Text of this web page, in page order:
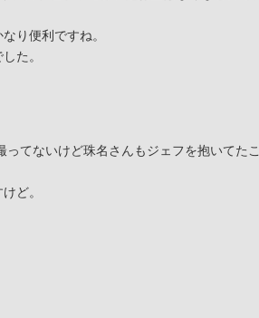
り便利ですね。
た。
てないけど珠名さんもジェフを抱いてたこ
ど。